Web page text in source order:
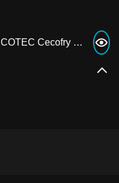
Інструкція Мультипіч CECOTEC Cecofry FoodCourt 18000 4Pizza+